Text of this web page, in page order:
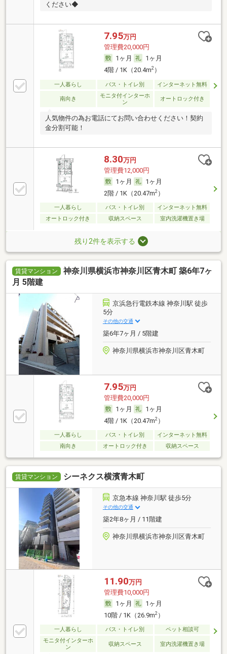
ください◆
7.95万円
管理費20,000円
1ヶ月
1ヶ月
4階 / 1K（20.4m2）
一人暮らし バス・トイレ別 インターネット無料
南向き
モニタ付インターホ
ン
オートロック付き
人気物件の為お電話にてお問い合わせください！契約
金分割可能！
8.30万円
管理費12,000円
1ヶ月
1ヶ月
2階 / 1K（20.47m2）
一人暮らし バス・トイレ別
インターネット無料
オートロック付き
収納スペース 室内洗濯機置き場
残り2件を表示する
賃貸マンション
神奈川県横浜市神奈川区青木町 築6年7ヶ
月 5階建
京浜急行電鉄本線 神奈川駅 徒歩
5分
その他の交通
築6年7ヶ月 / 5階建
神奈川県横浜市神奈川区青木町
7.95万円
管理費20,000円
1ヶ月
1ヶ月
4階 / 1K（20.47m2）
一人暮らし バス・トイレ別
インターネット無料
南向き
オートロック付き 収納スペース
賃貸マンション シーネクス横濱青木町
京急本線 神奈川駅 徒歩5分
その他の交通
築2年8ヶ月 / 11階建
神奈川県横浜市神奈川区青木町
11.90万円
管理費10,000円
1ヶ月
1ヶ月
10階 / 1K（26.9m2）
一人暮らし バス・トイレ別
ペット相談可
モニタ付インターホ
ン
収納スペース 室内洗濯機置き場